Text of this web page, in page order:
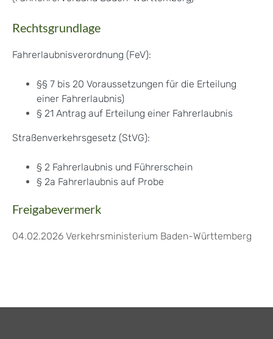
Rechtsgrundlage
Fahrerlaubnisverordnung (FeV):
§§ 7 bis 20 Voraussetzungen für die Erteilung
einer Fahrerlaubnis)
§ 21 Antrag auf Erteilung einer Fahrerlaubnis
Straßenverkehrsgesetz (StVG):
§ 2 Fahrerlaubnis und Führerschein
§ 2a Fahrerlaubnis auf Probe
Freigabevermerk
04.02.2026 Verkehrsministerium Baden-Württemberg